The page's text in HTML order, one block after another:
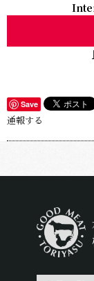
Save
通報する